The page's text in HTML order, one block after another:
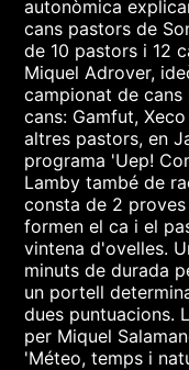
autonòmica
cans pastors de
de 10 pastors i 12
Miquel Adrover,
campionat de
cans: Gamfut,
altres pastors, en
programa 'Uep!
Lamby també de
consta de 2
formen el ca i el
vintena d'ovelles.
minuts de durada
un portell
dues puntuacions.
per Miquel
'Méteo, temps i